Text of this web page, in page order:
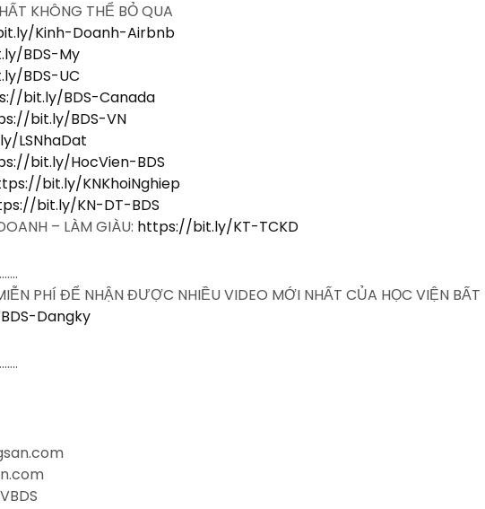
KHÔNG THỂ BỎ QUA
Kinh-Doanh-Airbnb
BDS-My
BDS-UC
bit.ly/BDS-Canada
bit.ly/BDS-VN
LSNhaDat
bit.ly/HocVien-BDS
bit.ly/KNKhoiNghiep
bit.ly/KN-DT-BDS
– LÀM GIÀU: https://bit.ly/KT-TCKD
PHÍ ĐỂ NHẬN ĐƯỢC NHIỀU VIDEO MỚI NHẤT CỦA HỌC VIỆN BẤT
Dangky